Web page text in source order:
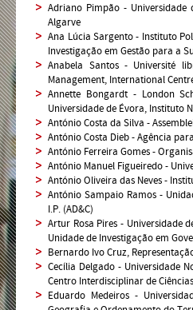
Adriano Pimpão - Universidade
Algarve
Ana Lúcia Sargento - Instituto
Investigação em Gestão para a
Anabela Santos - Université
Management, International
Annette Bongardt - London
Universidade de Évora, Instituto
António Costa da Silva -
António Costa Dieb - Agência
António Ferreira Gomes -
António Manuel Figueiredo -
António Oliveira das Neves -
António Sampaio Ramos -
I.P. (AD&C)
Artur Rosa Pires - Universidade
Unidade de Investigação em
Bernardo Ivo Cruz,
Cecília Delgado - Universidade
Centro Interdisciplinar de
Eduardo Medeiros -